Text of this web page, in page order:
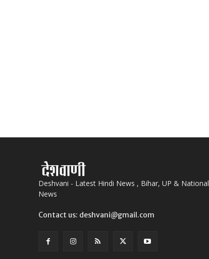
Deshvani - Latest Hindi News , Bihar, UP & National
News
Contact us: deshvani@gmail.com